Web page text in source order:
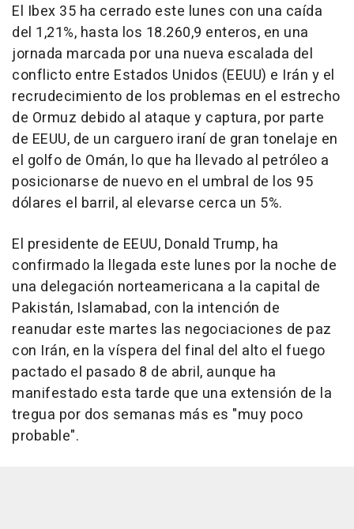
El Ibex 35 ha cerrado este lunes con una caída
del 1,21%, hasta los 18.260,9 enteros, en una
jornada marcada por una nueva escalada del
conflicto entre Estados Unidos (EEUU) e Irán y el
recrudecimiento de los problemas en el estrecho
de Ormuz debido al ataque y captura, por parte
de EEUU, de un carguero iraní de gran tonelaje en
el golfo de Omán, lo que ha llevado al petróleo a
posicionarse de nuevo en el umbral de los 95
dólares el barril, al elevarse cerca un 5%.
El presidente de EEUU, Donald Trump, ha
confirmado la llegada este lunes por la noche de
una delegación norteamericana a la capital de
Pakistán, Islamabad, con la intención de
reanudar este martes las negociaciones de paz
con Irán, en la víspera del final del alto el fuego
pactado el pasado 8 de abril, aunque ha
manifestado esta tarde que una extensión de la
tregua por dos semanas más es "muy poco
probable".